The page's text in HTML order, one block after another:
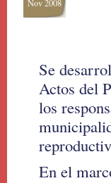
Nov 2008
Se
Actos del
los
En el